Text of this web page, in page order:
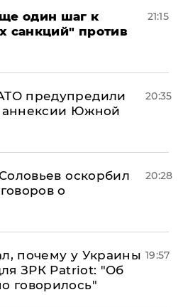
один шаг к
санкций" против
21:15
предупредили
аннексии Южной
20:35
оскорбил
о
20:28
почему у Украины
ЗРК Patriot: "Об
говорилось"
19:57